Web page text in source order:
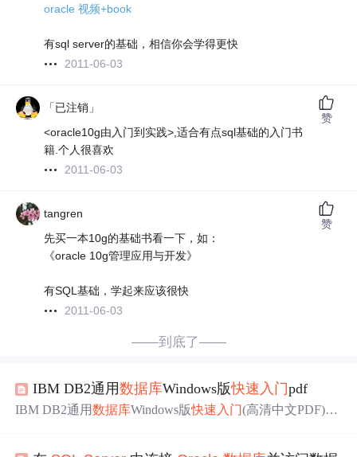
oracle 视频+book
有sql server的基础，相信你会学得更快
2011-06-03
「已注销」
<oracle10g由入门到实践>,适合有点sql基础的入门书
籍.个人很喜欢
2011-06-03
赞
tangren
先买一本10g的基础书看一下，如：
《oracle 10g管理应用与开发》
有SQL基础，学起来应该很快
2011-06-03
赞
——到底了——
IBM DB2通用数据库Windows版快速 入门pdf
IBM DB2通用数据库Windows版快速 入门(高清中文PDF)下